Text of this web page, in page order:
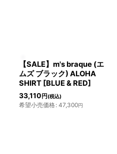
【SALE】m's braque (エ
ムズ ブラック) ALOHA
SHIRT [BLUE & RED]
33,110 円 (税込)
希望小売価格: 47,300円